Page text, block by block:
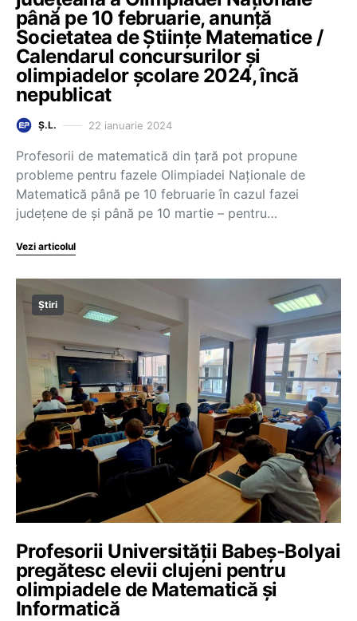
până pe 10 februarie, anunță
Societatea de Științe Matematice /
Calendarul concursurilor și
olimpiadelor școlare 2024, încă
nepublicat
Ș.L. 22 ianuarie 2024
Profesorii de matematică din țară pot propune
probleme pentru fazele Olimpiadei Naționale de
Matematică până pe 10 februarie în cazul fazei
județene de și până pe 10 martie – pentru…
Vezi articolul
Știri
Profesorii Universității Babeș-Bolyai
pregătesc elevii clujeni pentru
olimpiadele de Matematică și
Informatică